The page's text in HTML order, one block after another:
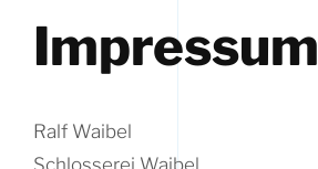
Impressum
Ralf Waibel